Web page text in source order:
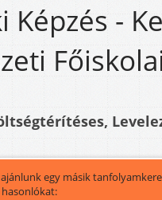
Képzés -
egy másik